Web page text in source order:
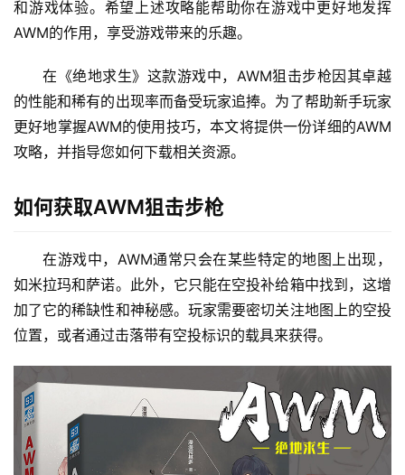
和游戏体验。希望上述攻略能帮助你在游戏中更好地发挥
AWM的作用，享受游戏带来的乐趣。
在《绝地求生》这款游戏中，AWM狙击步枪因其卓越
的性能和稀有的出现率而备受玩家追捧。为了帮助新手玩家
更好地掌握AWM的使用技巧，本文将提供一份详细的AWM
攻略，并指导您如何下载相关资源。
如何获取AWM狙击步枪
在游戏中，AWM通常只会在某些特定的地图上出现，
如米拉玛和萨诺。此外，它只能在空投补给箱中找到，这增
加了它的稀缺性和神秘感。玩家需要密切关注地图上的空投
位置，或者通过击落带有空投标识的载具来获得。